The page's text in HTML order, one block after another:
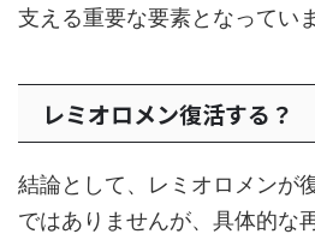
支える重要な要素となっていま
レミオロメン復活する？
結論として、レミオロメンが
ではありませんが、具体的な